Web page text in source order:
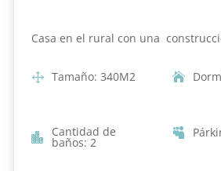
Casa en el rural con una
Tamaño: 340M2
Cantidad de
baños: 2